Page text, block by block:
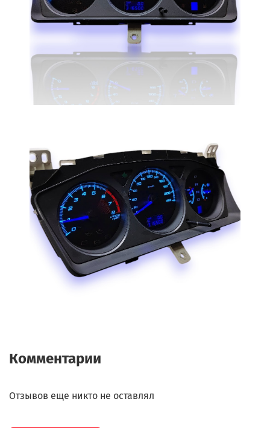
Комментарии
Отзывов еще никто не оставлял